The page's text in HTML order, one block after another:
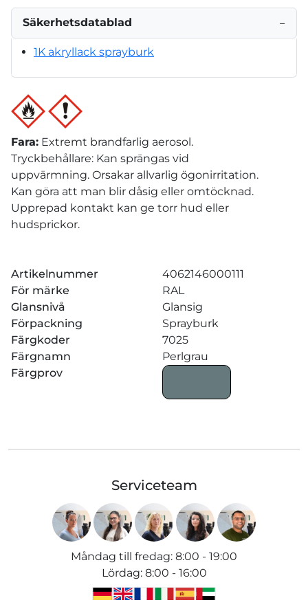
Säkerhetsdatablad −
1K akryllack sprayburk
Fara: Extremt brandfarlig aerosol.
Tryckbehållare: Kan sprängas vid
uppvärmning. Orsakar allvarlig ögonirritation.
Kan göra att man blir dåsig eller omtöcknad.
Upprepad kontakt kan ge torr hud eller
hudsprickor.
Artikelnummer
4062146000111
För märke
RAL
Glansnivå
Glansig
Förpackning
Sprayburk
Färgkoder
7025
Färgnamn
Perlgrau
Färgprov
Serviceteam
Måndag till fredag: 8:00 - 19:00
Lördag: 8:00 - 16:00